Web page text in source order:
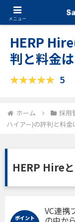
採用管理･支援ツ
HERP
判と料金
5
ホーム 採用
ハイアー)の評判と料
HERP Hire
ポイント
VC連携
メニュー